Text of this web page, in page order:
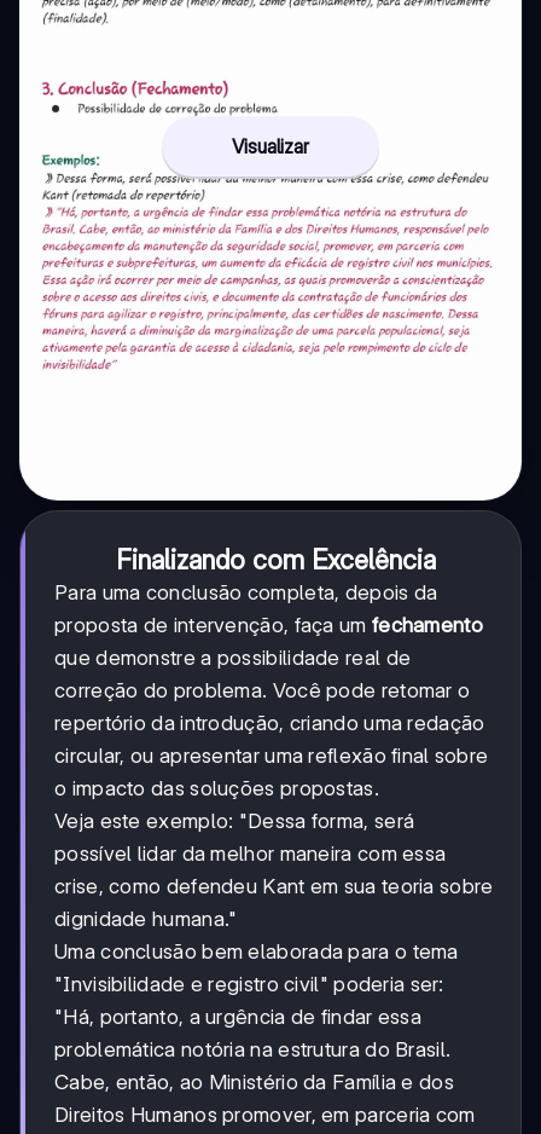
Visualizar
Finalizando com Excelência
Para uma conclusão completa, depois da
proposta de intervenção, faça um fechamento
que demonstre a possibilidade real de
correção do problema. Você pode retomar o
repertório da introdução, criando uma redação
circular, ou apresentar uma reflexão final sobre
o impacto das soluções propostas.
Veja este exemplo: "Dessa forma, será
possível lidar da melhor maneira com essa
crise, como defendeu Kant em sua teoria sobre
dignidade humana."
Uma conclusão bem elaborada para o tema
"Invisibilidade e registro civil" poderia ser:
"Há, portanto, a urgência de findar essa
problemática notória na estrutura do Brasil.
Cabe, então, ao Ministério da Família e dos
Direitos Humanos promover, em parceria com